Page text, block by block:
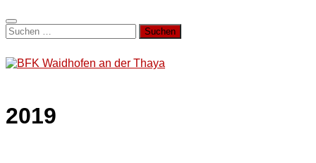
Suchen
nach:
2019